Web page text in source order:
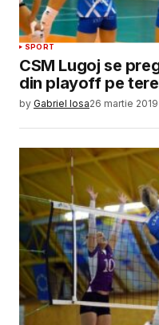
SPORT
CSM Lugoj se
din playoff pe
by Gabriel Iosa26 martie 2019